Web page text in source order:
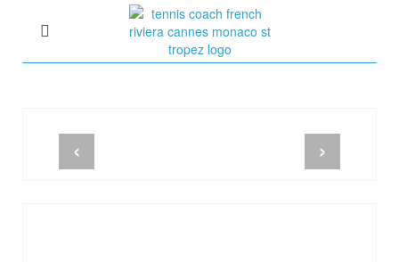
Tennis Coach Côte d'Azur
Cours de Tennis à domicile
Sébastien Huck ex-15
›
‹